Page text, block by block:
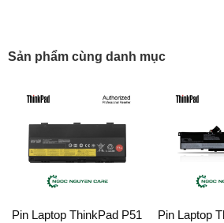
Sản phẩm cùng danh mục
Pin Laptop ThinkPad P51 Pin Laptop